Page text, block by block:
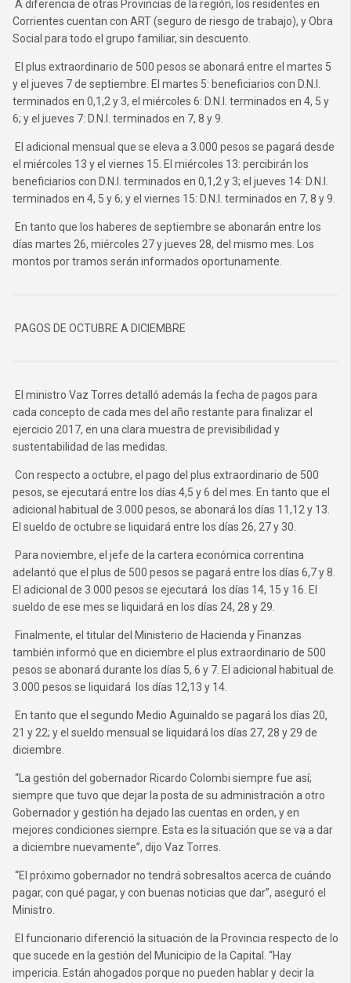
A diferencia de otras Provincias de la región, los residentes en
Corrientes cuentan con ART (seguro de riesgo de trabajo), y Obra
Social para todo el grupo familiar, sin descuento.
El plus extraordinario de 500 pesos se abonará entre el martes 5
y el jueves 7 de septiembre. El martes 5: beneficiarios con D.N.I.
terminados en 0,1,2 y 3, el miércoles 6: D.N.I. terminados en 4, 5 y
6; y el jueves 7: D.N.I. terminados en 7, 8 y 9.
El adicional mensual que se eleva a 3.000 pesos se pagará desde
el miércoles 13 y el viernes 15. El miércoles 13: percibirán los
beneficiarios con D.N.I. terminados en 0,1,2 y 3; el jueves 14: D.N.I.
terminados en 4, 5 y 6; y el viernes 15: D.N.I. terminados en 7, 8 y 9.
En tanto que los haberes de septiembre se abonarán entre los
días martes 26, miércoles 27 y jueves 28, del mismo mes. Los
montos por tramos serán informados oportunamente.
PAGOS DE OCTUBRE A DICIEMBRE
El ministro Vaz Torres detalló además la fecha de pagos para
cada concepto de cada mes del año restante para finalizar el
ejercicio 2017, en una clara muestra de previsibilidad y
sustentabilidad de las medidas.
Con respecto a octubre, el pago del plus extraordinario de 500
pesos, se ejecutará entre los días 4,5 y 6 del mes. En tanto que el
adicional habitual de 3.000 pesos, se abonará los días 11,12 y 13.
El sueldo de octubre se liquidará entre los días 26, 27 y 30.
Para noviembre, el jefe de la cartera económica correntina
adelantó que el plus de 500 pesos se pagará entre los días 6,7 y 8.
El adicional de 3.000 pesos se ejecutará los días 14, 15 y 16. El
sueldo de ese mes se liquidará en los días 24, 28 y 29.
Finalmente, el titular del Ministerio de Hacienda y Finanzas
también informó que en diciembre el plus extraordinario de 500
pesos se abonará durante los días 5, 6 y 7. El adicional habitual de
3.000 pesos se liquidará los días 12,13 y 14.
En tanto que el segundo Medio Aguinaldo se pagará los días 20,
21 y 22; y el sueldo mensual se liquidará los días 27, 28 y 29 de
diciembre.
“La gestión del gobernador Ricardo Colombi siempre fue así;
siempre que tuvo que dejar la posta de su administración a otro
Gobernador y gestión ha dejado las cuentas en orden, y en
mejores condiciones siempre. Esta es la situación que se va a dar
a diciembre nuevamente”, dijo Vaz Torres.
“El próximo gobernador no tendrá sobresaltos acerca de cuándo
pagar, con qué pagar, y con buenas noticias que dar”, aseguró el
Ministro.
El funcionario diferenció la situación de la Provincia respecto de lo
que sucede en la gestión del Municipio de la Capital. “Hay
impericia. Están ahogados porque no pueden hablar y decir la